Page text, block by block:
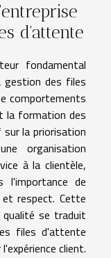
d'attente
fondamental
gestion des files
comportements
la formation des
la priorisation
organisation
à la clientèle,
l'importance de
respect. Cette
se traduit
files d'attente
client.